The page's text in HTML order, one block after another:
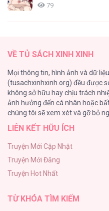
79
72
Hầu Nữ Bị Nguyền
68
CẨN THẬN TRĂNG
Tuyển Tập Manhwa
49
VỀ TỦ SÁCH XINH XINH
Mọi thông tin, hình ảnh và dữ
(tusachxinhxinh.org) đều được
không sở hữu hay chịu trách
ảnh hưởng đến cá nhân hoặc
chúng tôi sẽ xem xét và gỡ bỏ
LIÊN KẾT HỮU ÍCH
Truyện Mới Cập Nhật
Truyện Mới Đăng
Truyện Hot Nhất
TỪ KHÓA TÌM KIẾM